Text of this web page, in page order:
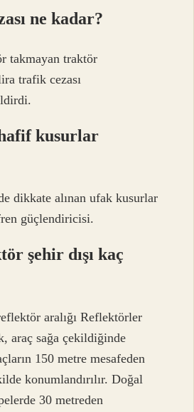
ne kadar?
takmayan traktör
trafik cezası
kusurlar
dikkate alınan ufak kusurlar
güçlendiricisi.
şehir dışı kaç
aralığı Reflektörler
araç sağa çekildiğinde
150 metre mesafeden
konumlandırılır. Doğal
30 metreden